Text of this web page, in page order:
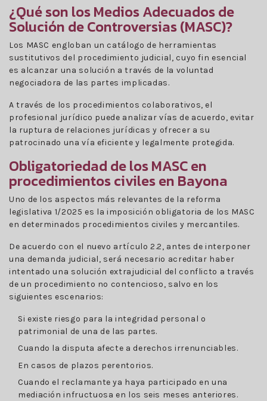
¿Qué son los Medios Adecuados de
Solución de Controversias (MASC)?
Los MASC engloban un catálogo de herramientas
sustitutivos del procedimiento judicial, cuyo fin esencial
es alcanzar una solución a través de la voluntad
negociadora de las partes implicadas.
A través de los procedimientos colaborativos, el
profesional jurídico puede analizar vías de acuerdo, evitar
la ruptura de relaciones jurídicas y ofrecer a su
patrocinado una vía eficiente y legalmente protegida.
Obligatoriedad de los MASC en
procedimientos civiles en Bayona
Uno de los aspectos más relevantes de la reforma
legislativa 1/2025 es la imposición obligatoria de los MASC
en determinados procedimientos civiles y mercantiles.
De acuerdo con el nuevo artículo 2.2, antes de interponer
una demanda judicial, será necesario acreditar haber
intentado una solución extrajudicial del conflicto a través
de un procedimiento no contencioso, salvo en los
siguientes escenarios:
Si existe riesgo para la integridad personal o
patrimonial de una de las partes.
Cuando la disputa afecte a derechos irrenunciables.
En casos de plazos perentorios.
Cuando el reclamante ya haya participado en una
mediación infructuosa en los seis meses anteriores.